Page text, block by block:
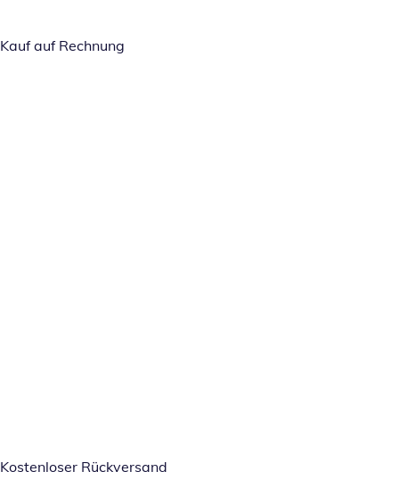
Kauf auf Rechnung
Kostenloser Rückversand